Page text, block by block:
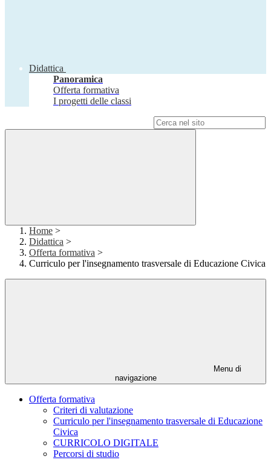
Didattica
Panoramica
Offerta formativa
I progetti delle classi
Home >
Didattica >
Offerta formativa >
Curriculo per l'insegnamento trasversale di Educazione Civica
Menu di
navigazione
Offerta formativa
Criteri di valutazione
Curriculo per l'insegnamento trasversale di Educazione
Civica
CURRICOLO DIGITALE
Percorsi di studio